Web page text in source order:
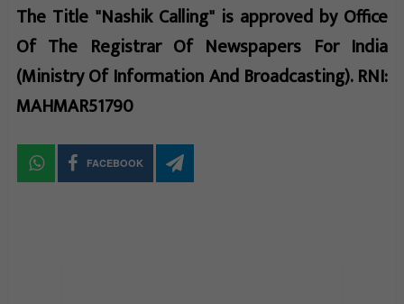
The Title "Nashik Calling" is approved by Office
Of The Registrar Of Newspapers For India
(Ministry Of Information And Broadcasting). RNI:
MAHMAR51790
FACEBOOK